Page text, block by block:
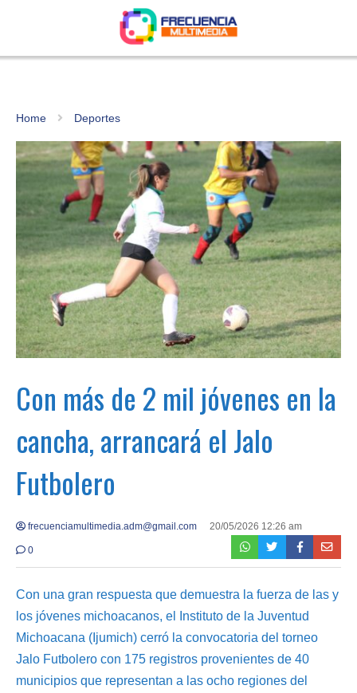
Home Deportes
Con más de 2 mil jóvenes en la
cancha, arrancará el Jalo
Futbolero
frecuenciamultimedia.adm@gmail.com 20/05/2026 12:26 am
0
Con una gran respuesta que demuestra la fuerza de las y
los jóvenes michoacanos, el Instituto de la Juventud
Michoacana (Ijumich) cerró la convocatoria del torneo
Jalo Futbolero con 175 registros provenientes de 40
municipios que representan a las ocho regiones del